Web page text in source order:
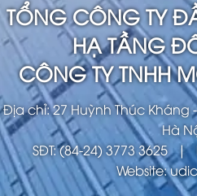
TỔNG CÔNG TY
HẠ TẦNG
CÔNG TY TNHH
Địa chỉ: 27 Huỳnh Thúc Kháng
Hà
SĐT: (84-24) 3773 3625 |
Website: